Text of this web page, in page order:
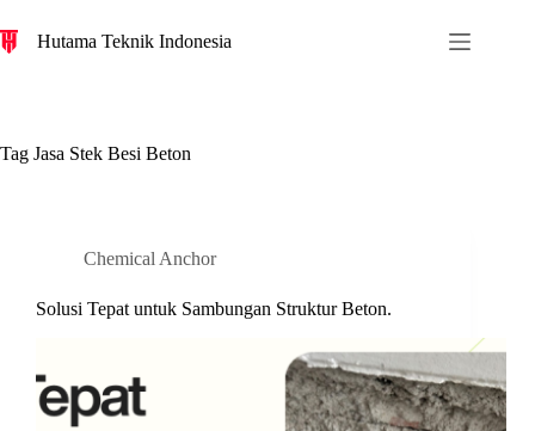
c
Hutama Teknik Indonesia
Tag Jasa Stek Besi Beton
Chemical Anchor
Solusi Tepat untuk Sambungan Struktur Beton.